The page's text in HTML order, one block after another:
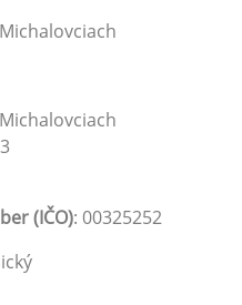
(IČO): 00325252